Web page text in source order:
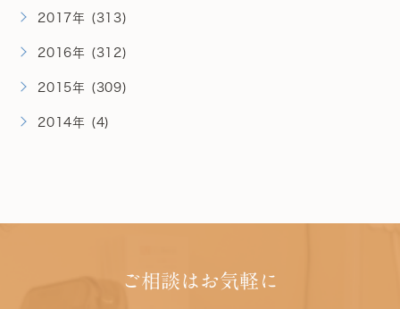
2017年 (313)
2016年 (312)
2015年 (309)
2014年 (4)
ご相談はお気軽に